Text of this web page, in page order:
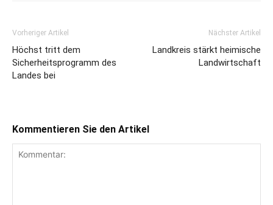
Vorheriger Artikel
Höchst tritt dem
Sicherheitsprogramm des
Landes bei
Nächster Artikel
Landkreis stärkt heimische
Landwirtschaft
Kommentieren Sie den Artikel